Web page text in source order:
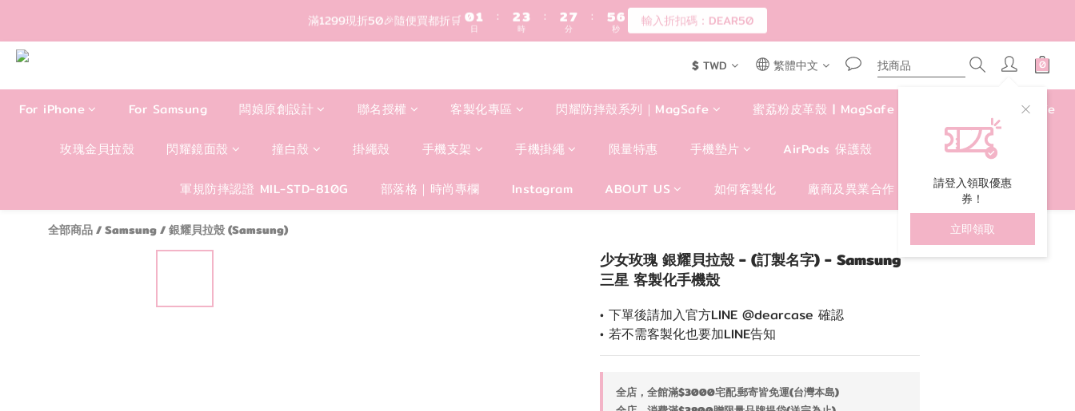
登入會員滿$1200超取免運 - 輸入折扣碼：DEAR20
01
0
05
4
3
0
3
2
1
3
2
1
歡迎首購!滿1000全館95折! 新客領卷去~
$ TWD 繁體中文
請登入領取優惠
券！
立即領取
For iPhone For Samsung 闆娘原創設計 聯名授權 客製化專區 閃耀防摔殼系列｜MagSafe 蜜荔粉皮革殼 | MagSafe 四角好掛殼 | MagSafe
玫瑰金貝拉殼 閃耀鏡面殼 撞白殼 掛繩殼 手機支架 手機掛繩 限量特惠 手機墊片 AirPods 保護殼 包包/手提袋/卡套
軍規防摔認證 MIL-STD-810G 部落格｜時尚專欄 Instagram ABOUT US 如何客製化 廠商及異業合作
全部商品/Samsung/銀耀貝拉殼 (Samsung)
少女玫瑰 銀耀貝拉殼 - (訂製名字) - Samsung
三星 客製化手機殼
• 下單後請加入官方LINE @dearcase 確認
• 若不需客製化也要加LINE告知
全店，全館滿$3000宅配.郵寄皆免運(台灣本島)
立即購買